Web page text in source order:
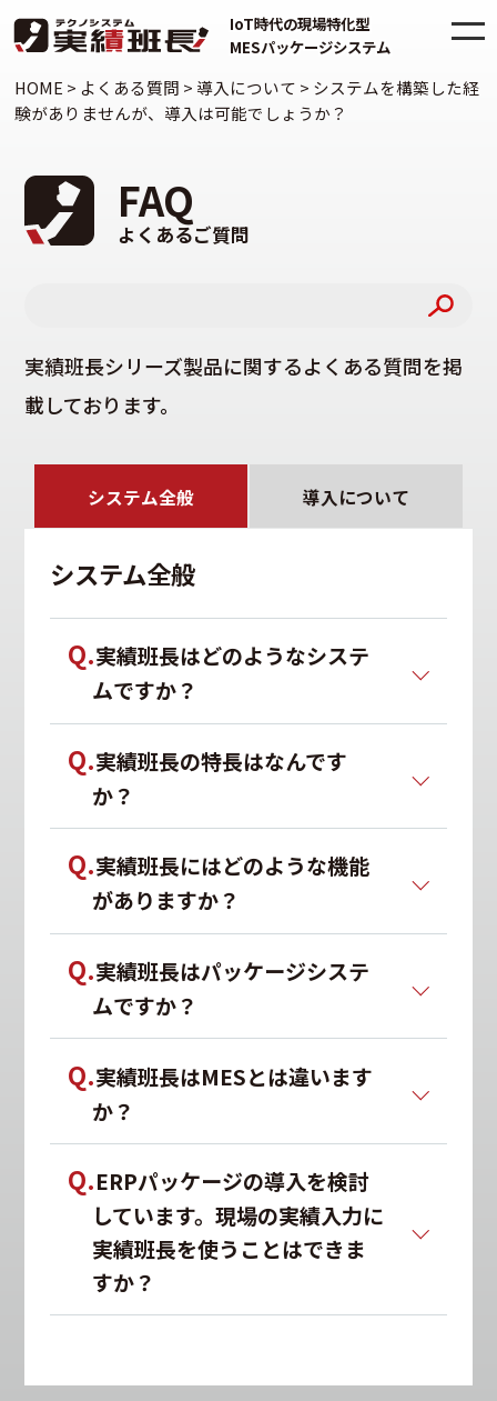
IoT時代の現場特化型
MESパッケージシステム
HOME > よくある質問 > 導入について > システムを構築した経
験がありませんが、導入は可能でしょうか？
FAQ
よくあるご質問
実績班長シリーズ製品に関するよくある質問を掲
載しております。
システム全般 導入について
システム全般
Q.実績班長はどのようなシステ
ムですか？
Q.実績班長の特長はなんです
か？
Q.実績班長にはどのような機能
がありますか？
Q.実績班長はパッケージシステ
ムですか？
Q.実績班長はMESとは違います
か？
Q.ERPパッケージの導入を検討
しています。現場の実績入力に
実績班長を使うことはできま
すか？